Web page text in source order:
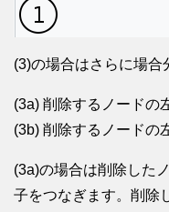
(3)の場合はさらに場合
(3a) 削除するノードの
(3b) 削除するノードの
(3a)の場合は削除した
子をつなぎます。削除